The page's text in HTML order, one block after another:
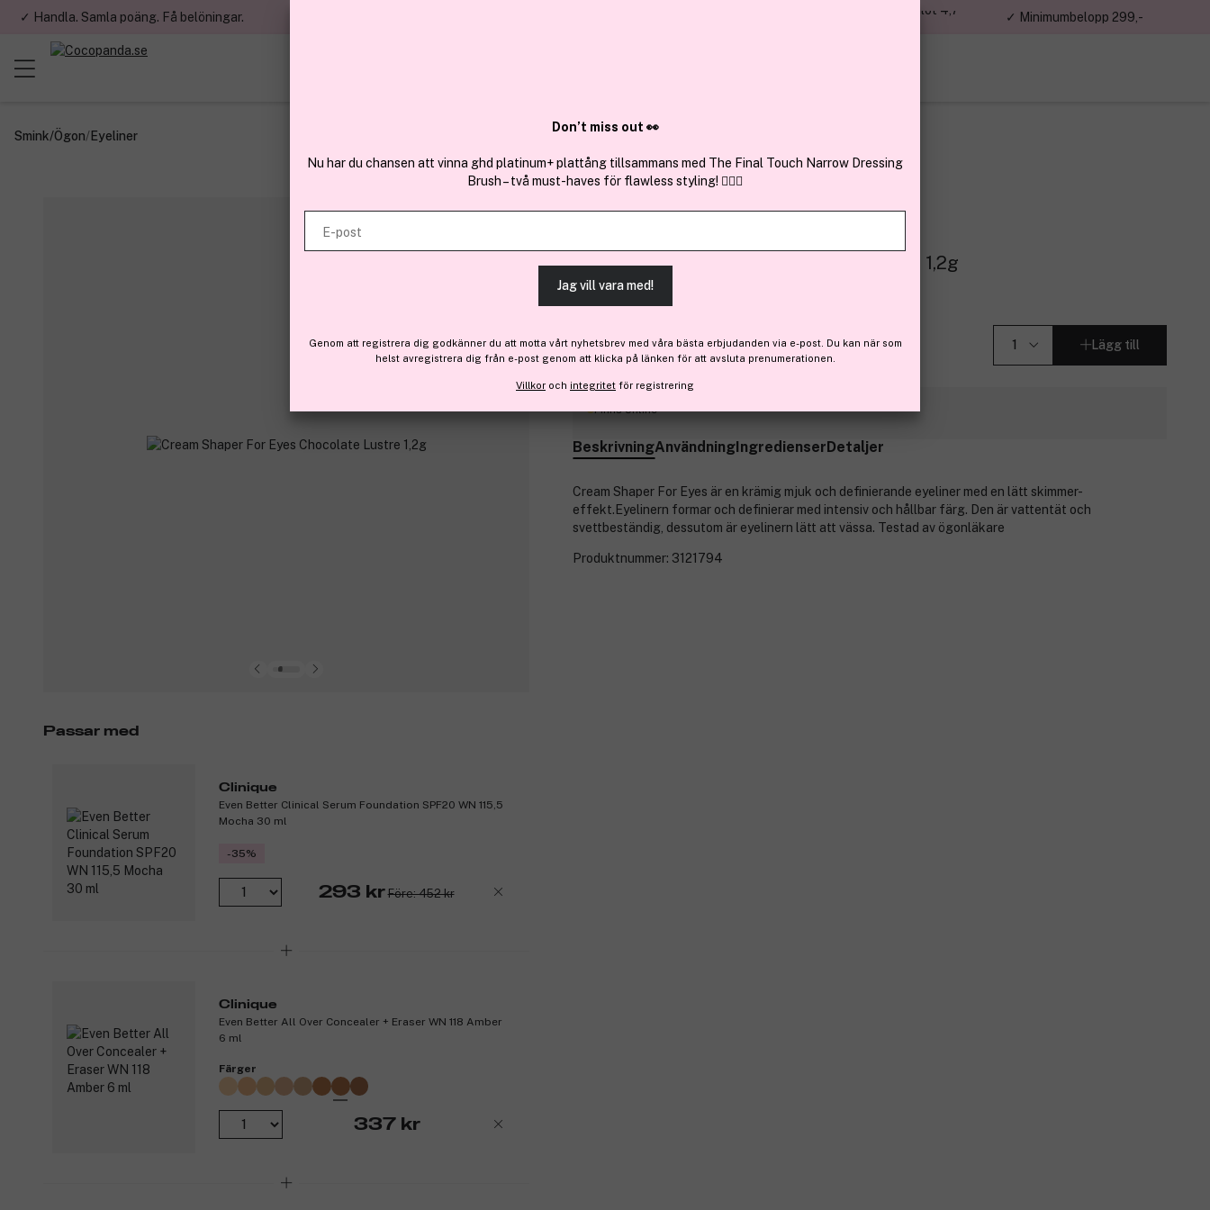
✓ Handla. Samla poäng. Få belöningar.
✓ Över 1,5 miljon kunder – Trustpilot 4,7
✓ Minimumbelopp 299,-
Smink/Ögon/Eyeliner
Cream Shaper For Eyes Chocolate Lustre 1,2g
304 kr Lägg till
Finns online
BeskrivningAnvändningIngredienserDetaljer
Cream Shaper For Eyes är en krämig mjuk och definierande eyeliner med en lätt skimmer-
effekt. Eyelinern formar och definierar med intensiv och hållbar färg. Den är vattentät och
svettbeständig, dessutom är eyelinern lätt att vässa. Testad av ögonläkare
Produktnummer: 3121794
Passar med
Clinique
Even Better Clinical Serum Foundation SPF20 WN 115,5
Mocha 30 ml
-35%
293 kr Före: 452 kr
Clinique
Even Better All Over Concealer + Eraser WN 118 Amber
6 ml
Färger
337 kr
Don’t miss out 👀
Nu har du chansen att vinna ghd platinum+ plattång tillsammans med The Final Touch Narrow Dressing
Brush – två must-haves för flawless styling! 💇‍♀️✨
E-post
Jag vill vara med!
Genom att registrera dig godkänner du att motta vårt nyhetsbrev med våra bästa erbjudanden via e-post. Du kan när som
helst avregistrera dig från e-post genom att klicka på länken för att avsluta prenumerationen.
Villkor och integritet för registrering